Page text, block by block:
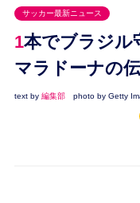
ラ・リーガ
セリエA
ブンデスリー
UEFA
ナショナルチー
サッカー最新ニュース
1本でブラジル守備陣を完全に無力化。
マラドーナの
text by 編集部 photo by Getty